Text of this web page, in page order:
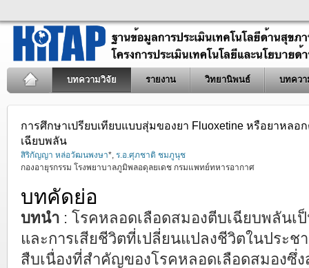
บทความวิจัย รายงาน วิทยานิพนธ์ บทควา
การศึกษาเปรียบเทียบแบบสุ่มของยา Fluoxetine หรือยาหล
เฉียบพลัน
สิริกัญญา หล่อวัฒนพงษา*, ร.อ.ศุภชาติ ชมภูนุช
กองอายุรกรรม โรงพยาบาลภูมิพลอดุลยเดช กรมแพทย์ทหารอากาศ
บทคัดย่อ
บทนำ : โรคหลอดเลือดสมองตีบเฉียบพลันเ
และการเสียชีวิตที่เปลี่ยนแปลงชีวิตในประช
สืบเนื่องที่สำคัญของโรคหลอดเลือดสมองซึ่ง